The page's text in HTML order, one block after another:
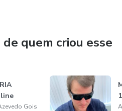
em seguida como
direcionado para o
pela necessidade de fazer
de laserterapia e em seguida
sendo que dessa vez,
quem criou esse
Gois